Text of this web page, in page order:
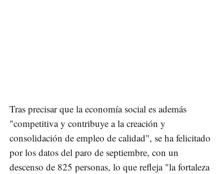
Tras precisar que la economía social es además
"competitiva y contribuye a la creación y
consolidación de empleo de calidad", se ha felicitado
por los datos del paro de septiembre, con un
descenso de 825 personas, lo que refleja "la fortaleza